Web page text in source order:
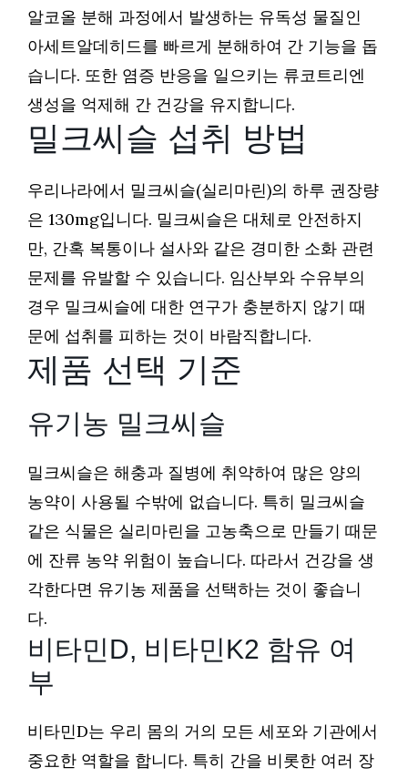
알코올 분해 과정에서 발생하는 유독성 물질인
아세트알데히드를 빠르게 분해하여 간 기능을 돕
습니다. 또한 염증 반응을 일으키는 류코트리엔
생성을 억제해 간 건강을 유지합니다.
밀크씨슬 섭취 방법
우리나라에서 밀크씨슬(실리마린)의 하루 권장량
은 130mg입니다. 밀크씨슬은 대체로 안전하지
만, 간혹 복통이나 설사와 같은 경미한 소화 관련
문제를 유발할 수 있습니다. 임산부와 수유부의
경우 밀크씨슬에 대한 연구가 충분하지 않기 때
문에 섭취를 피하는 것이 바람직합니다.
제품 선택 기준
유기농 밀크씨슬
밀크씨슬은 해충과 질병에 취약하여 많은 양의
농약이 사용될 수밖에 없습니다. 특히 밀크씨슬
같은 식물은 실리마린을 고농축으로 만들기 때문
에 잔류 농약 위험이 높습니다. 따라서 건강을 생
각한다면 유기농 제품을 선택하는 것이 좋습니
다.
비타민D, 비타민K2 함유 여
부
비타민D는 우리 몸의 거의 모든 세포와 기관에서
중요한 역할을 합니다. 특히 간을 비롯한 여러 장